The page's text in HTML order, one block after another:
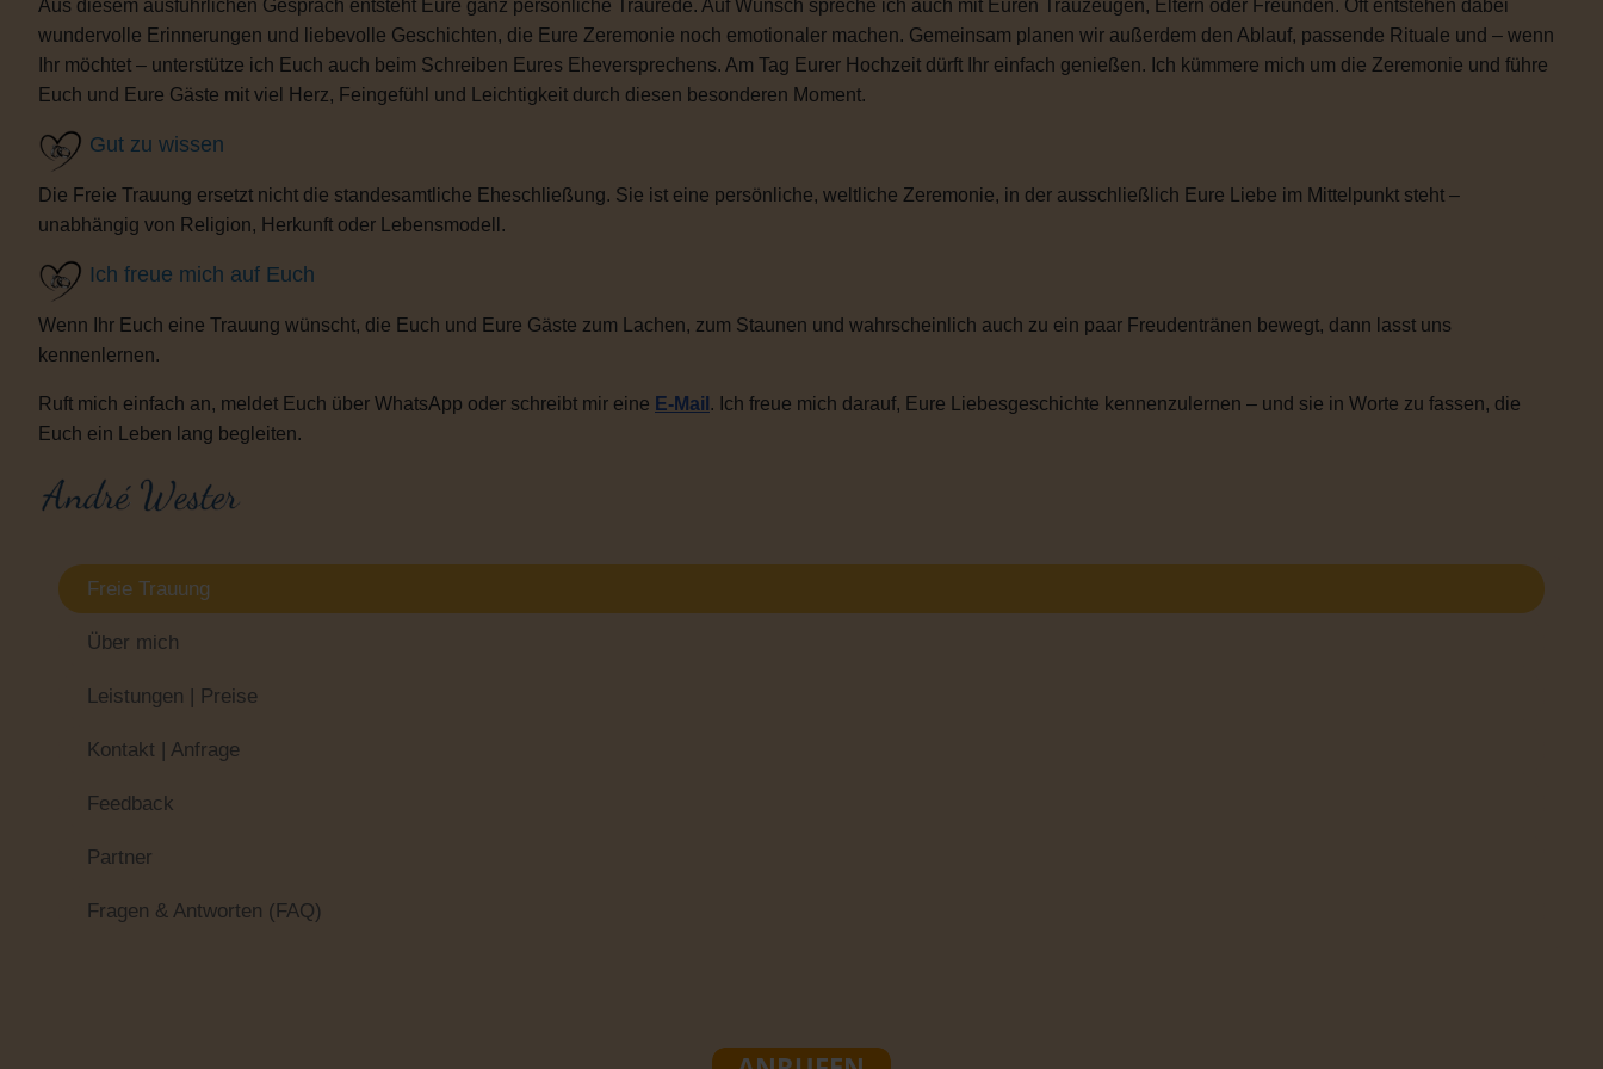
Freie Trauung
Über mich
Leistungen | Preise
Kontakt | Anfrage
Feedback
Partner
Fragen & Antworten (FAQ)
Aus diesem ausführlichen Gespräch entsteht Eure ganz persönliche Traurede. Auf Wunsch spreche ich auch mit Euren Trauzeugen, Eltern oder Freunden. Oft entstehen dabei
wundervolle Erinnerungen und liebevolle Geschichten, die Eure Zeremonie noch emotionaler machen. Gemeinsam planen wir außerdem den Ablauf, passende Rituale und – wenn
Ihr möchtet – unterstütze ich Euch auch beim Schreiben Eures Eheversprechens. Am Tag Eurer Hochzeit dürft Ihr einfach genießen. Ich kümmere mich um die Zeremonie und führe
Euch und Eure Gäste mit viel Herz, Feingefühl und Leichtigkeit durch diesen besonderen Moment.
Gut zu wissen
Die Freie Trauung ersetzt nicht die standesamtliche Eheschließung. Sie ist eine persönliche, weltliche Zeremonie, in der ausschließlich Eure Liebe im Mittelpunkt steht –
unabhängig von Religion, Herkunft oder Lebensmodell.
Ich freue mich auf Euch
Wenn Ihr Euch eine Trauung wünscht, die Euch und Eure Gäste zum Lachen, zum Staunen und wahrscheinlich auch zu ein paar Freudentränen bewegt, dann lasst uns
kennenlernen.
Ruft mich einfach an, meldet Euch über WhatsApp oder schreibt mir eine E-Mail . Ich freue mich darauf, Eure Liebesgeschichte kennenzulernen – und sie in Worte zu fassen, die
Euch ein Leben lang begleiten.